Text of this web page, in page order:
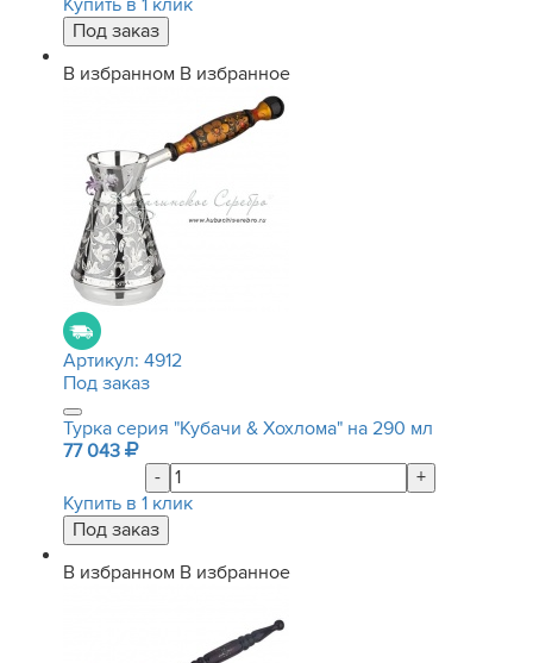
Купить в 1 клик
В избранном В избранное
Артикул: 4912
Под заказ
Турка серия "Кубачи & Хохлома" на 290 мл
77 043
-
+
Купить в 1 клик
В избранном В избранное